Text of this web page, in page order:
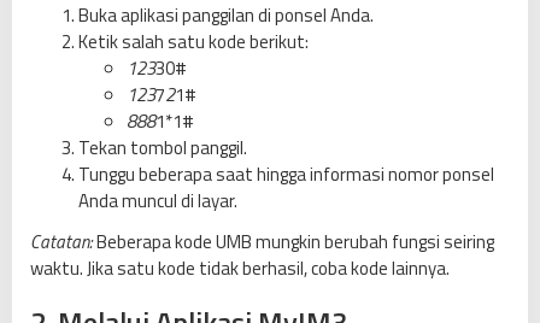
Buka aplikasi panggilan di ponsel Anda.
Ketik salah satu kode berikut:
12330#
123721#
8881*1#
Tekan tombol panggil.
Tunggu beberapa saat hingga informasi nomor ponsel
Anda muncul di layar.
Catatan:Beberapa kode UMB mungkin berubah fungsi seiring
waktu. Jika satu kode tidak berhasil, coba kode lainnya.